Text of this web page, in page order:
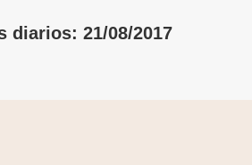
diarios: 21/08/2017